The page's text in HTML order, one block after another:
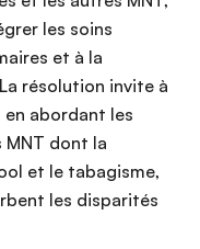
les soins
et à la
résolution invite à
abordant les
MNT dont la
et le tabagisme,
les disparités